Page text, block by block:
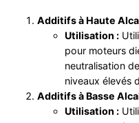
Additifs à Haute
Utilisation :
pour moteurs
neutralisation
niveaux élevés
Additifs à Basse
Utilisation :